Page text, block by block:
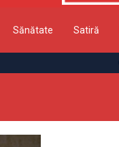
Sănătate Satiră